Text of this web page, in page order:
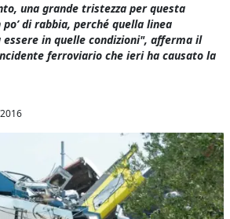
una grande tristezza per questa
di rabbia, perché quella linea
in quelle condizioni", afferma il
ferroviario che ieri ha causato la